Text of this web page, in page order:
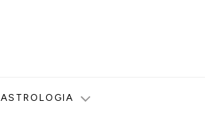
ASTROLOGIA